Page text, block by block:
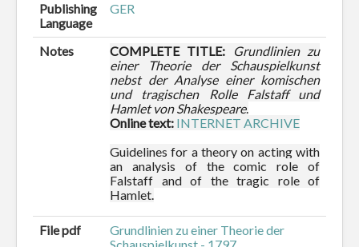
Publishing
Language
GER
Notes COMPLETE TITLE:
Grundlinien zu
einer Theorie der Schauspielkunst
nebst der Analyse einer komischen
und tragischen Rolle Falstaff und
Hamlet von Shakespeare.
Online text: INTERNET ARCHIVE
Guidelines for a theory on acting with
an analysis of the comic role of
Falstaff and of the tragic role of
Hamlet.
File pdf
Grundlinien zu einer Theorie der